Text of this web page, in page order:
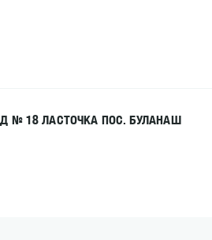
№ 18 ЛАСТОЧКА ПОС. БУЛАНАШ